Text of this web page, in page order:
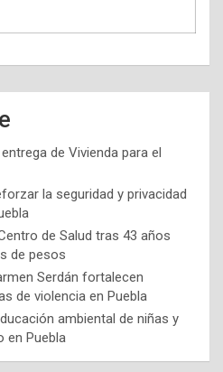
de Vivienda para el
la seguridad y privacidad
de Salud tras 43 años
de pesos
Serdán fortalecen
de violencia en Puebla
ambiental de niñas y
en Puebla